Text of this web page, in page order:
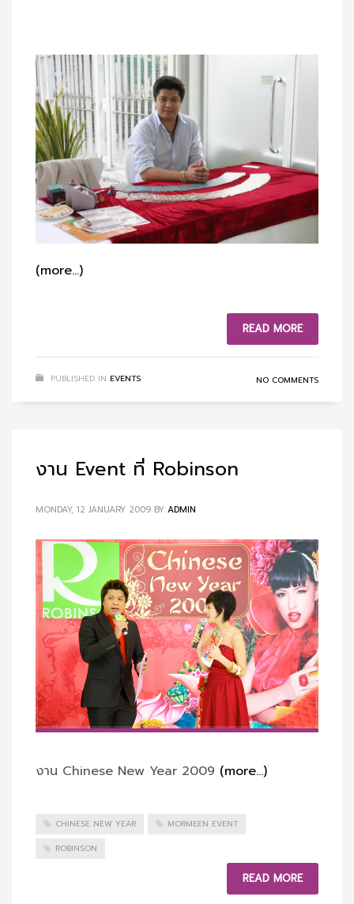
(more…)
READ MORE
PUBLISHED IN EVENTS NO COMMENTS
งาน Event ที่ Robinson
MONDAY, 12 JANUARY 2009 BY ADMIN
งาน Chinese New Year 2009 (more…)
CHINESE NEW YEAR MORMEEN EVENT
ROBINSON
READ MORE